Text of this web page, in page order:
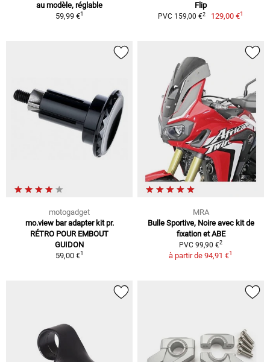
au modèle, réglable
59,99 €1
Flip
PVC 159,00 €2 129,00 €1
motogadget
mo.view bar adapter kit pr.
RÉTRO POUR EMBOUT
GUIDON
59,00 €1
MRA
Bulle Sportive, Noire avec kit de
fixation et ABE
PVC 99,90 €2
à partir de 94,91 €1